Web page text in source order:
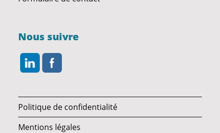
Nous suivre
Politique de confidentialité
Mentions légales